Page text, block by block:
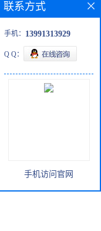
联系方式
手机： 13991313929
Q Q：
手机访问官网